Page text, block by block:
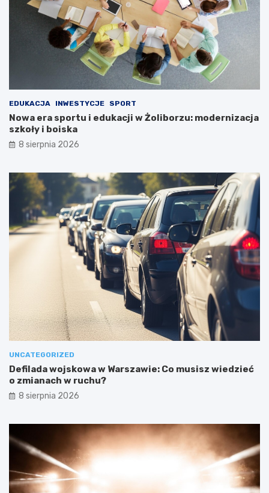
EDUKACJA INWESTYCJE SPORT
Nowa era sportu i edukacji w Żoliborzu: modernizacja
szkoły i boiska
8 sierpnia 2026
UNCATEGORIZED
Defilada wojskowa w Warszawie: Co musisz wiedzieć
o zmianach w ruchu?
8 sierpnia 2026